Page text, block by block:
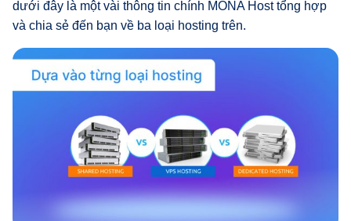
dưới đây là một vài thông tin chính MONA Host tổng hợp
và chia sẻ đến bạn về ba loại hosting trên.